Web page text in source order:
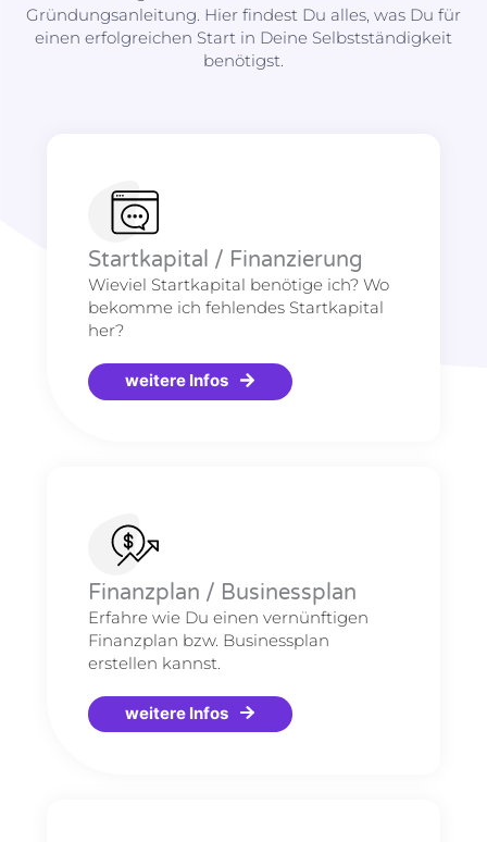
Gründungsanleitung. Hier findest Du alles, was Du für
einen erfolgreichen Start in Deine Selbstständigkeit
benötigst.
Startkapital / Finanzierung
Wieviel Startkapital benötige ich? Wo
bekomme ich fehlendes Startkapital
her?
weitere Infos
Finanzplan / Businessplan
Erfahre wie Du einen vernünftigen
Finanzplan bzw. Businessplan
erstellen kannst.
weitere Infos